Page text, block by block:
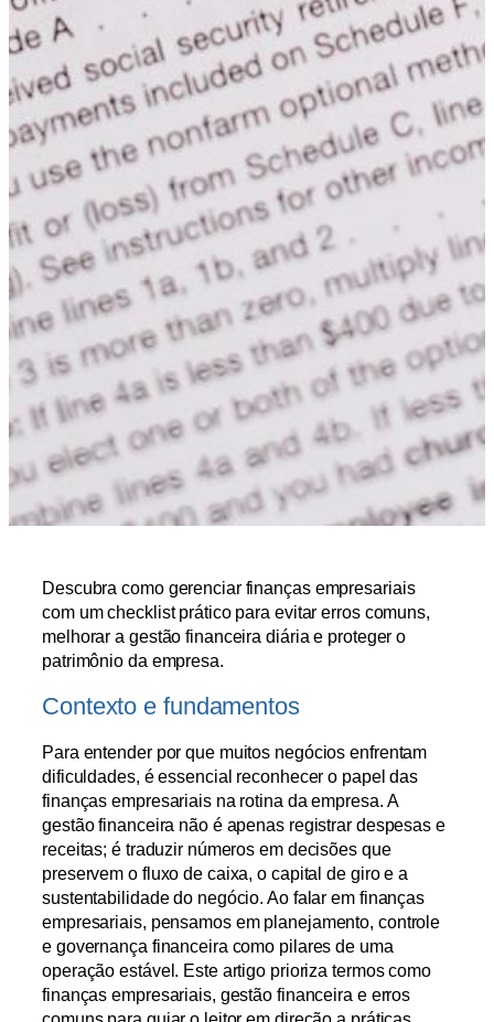
Descubra como gerenciar finanças empresariais
com um checklist prático para evitar erros comuns,
melhorar a gestão financeira diária e proteger o
patrimônio da empresa.
Contexto e fundamentos
Para entender por que muitos negócios enfrentam
dificuldades, é essencial reconhecer o papel das
finanças empresariais na rotina da empresa. A
gestão financeira não é apenas registrar despesas e
receitas; é traduzir números em decisões que
preservem o fluxo de caixa, o capital de giro e a
sustentabilidade do negócio. Ao falar em finanças
empresariais, pensamos em planejamento, controle
e governança financeira como pilares de uma
operação estável. Este artigo prioriza termos como
finanças empresariais, gestão financeira e erros